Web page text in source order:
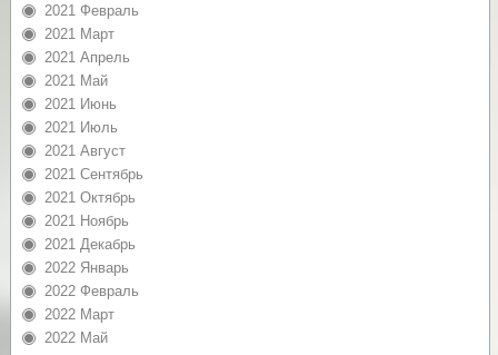
2021 Февраль
2021 Март
2021 Апрель
2021 Май
2021 Июнь
2021 Июль
2021 Август
2021 Сентябрь
2021 Октябрь
2021 Ноябрь
2021 Декабрь
2022 Январь
2022 Февраль
2022 Март
2022 Май